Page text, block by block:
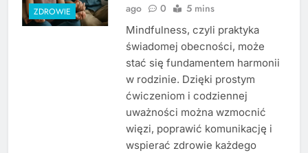
ZDROWIE
ago
0 5 mins
Mindfulness, czyli praktyka
świadomej obecności, może
stać się fundamentem harmonii
w rodzinie. Dzięki prostym
ćwiczeniom i codziennej
uważności można wzmocnić
więzi, poprawić komunikację i
wspierać zdrowie każdego